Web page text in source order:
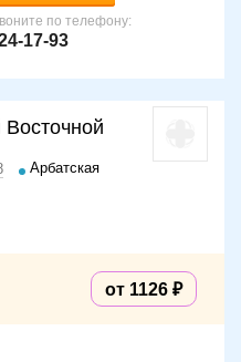
по телефону:
17-93
Восточной
Арбатская
от 1126